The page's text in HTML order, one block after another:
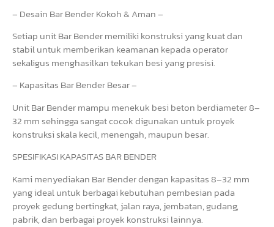
– Desain Bar Bender Kokoh & Aman –
Setiap unit Bar Bender memiliki konstruksi yang kuat dan
stabil untuk memberikan keamanan kepada operator
sekaligus menghasilkan tekukan besi yang presisi.
– Kapasitas Bar Bender Besar –
Unit Bar Bender mampu menekuk besi beton berdiameter 8–
32 mm sehingga sangat cocok digunakan untuk proyek
konstruksi skala kecil, menengah, maupun besar.
SPESIFIKASI KAPASITAS BAR BENDER
Kami menyediakan Bar Bender dengan kapasitas 8–32 mm
yang ideal untuk berbagai kebutuhan pembesian pada
proyek gedung bertingkat, jalan raya, jembatan, gudang,
pabrik, dan berbagai proyek konstruksi lainnya.